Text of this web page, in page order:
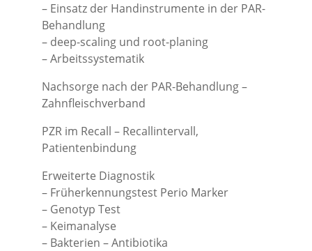
– Einsatz der Handinstrumente in der PAR-
Behandlung
– deep-scaling und root-planing
– Arbeitssystematik
Nachsorge nach der PAR-Behandlung –
Zahnfleischverband
PZR im Recall – Recallintervall,
Patientenbindung
Erweiterte Diagnostik
– Früherkennungstest Perio Marker
– Genotyp Test
– Keimanalyse
– Bakterien – Antibiotika